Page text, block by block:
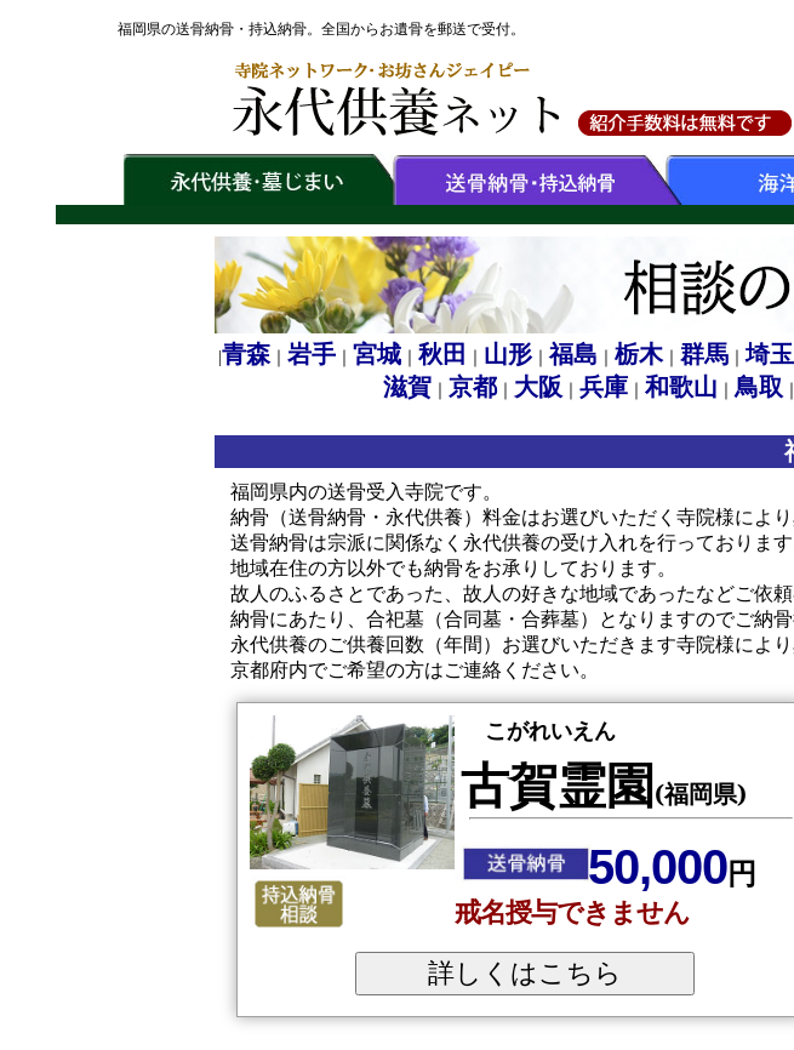
福岡県の送骨納骨・持込納骨。全国からお遺骨を郵送で受付。
青森｜ 岩手｜ 宮城｜ 秋田 山形｜福島 栃木｜ 群馬｜埼玉
滋賀 京都｜ 大阪 兵庫 和歌山 鳥取
福岡県内の送骨受入寺院です。
納骨（送骨納骨・永代供養）料金はお選びいただく寺院様により
送骨納骨は宗派に関係なく永代供養の受け入れを行っております
地域在住の方以外でも納骨をお承りしております。
故人のふるさとであった、故人の好きな地域であったなどご依
納骨にあたり、合祀墓（合同墓・合葬墓）となりますのでご納
永代供養のご供養回数（年間）お選びいただきます寺院様によ
京都府内でご希望の方はご連絡ください。
こがれいえん
古賀霊園(福岡県)
50,000円
戒名授与できません
詳しくはこちら